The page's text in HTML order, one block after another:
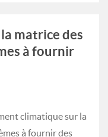
matrice des
à fournir
climatique sur la
à fournir des